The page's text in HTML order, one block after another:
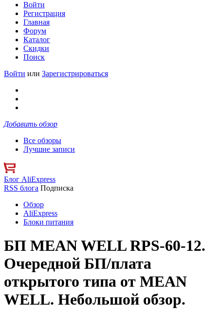
Войти
Регистрация
Главная
Форум
Каталог
Скидки
Поиск
Войти или Зарегистрироваться
Добавить обзор
Все обзоры
Лучшие записи
Блог AliExpress
RSS блога Подписка
Обзор
AliExpress
Блоки питания
БП MEAN WELL RPS-60-12.
Очередной БП/плата
открытого типа от MEAN
WELL. Небольшой обзор.